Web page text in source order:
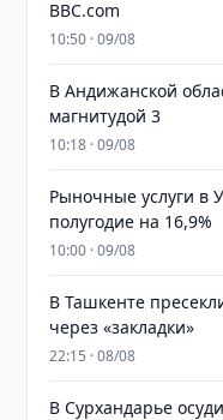
BBC.com
10:50 · 09/08
В Андижанской
магнитудой 3
10:18 · 09/08
Рыночные услуги в
полугодие на 16,9%
10:00 · 09/08
В Ташкенте
через «закладки»
22:15 · 08/08
В Сурхандарье